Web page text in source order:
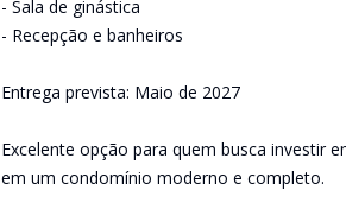
- Sala de ginástica
- Recepção e banheiros
Entrega prevista: Maio de 2027
Excelente opção para quem busca investir
em um condomínio moderno e completo.